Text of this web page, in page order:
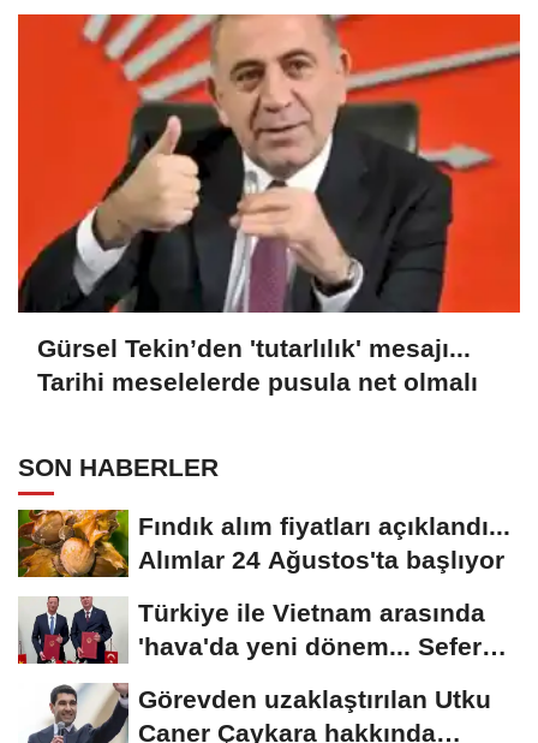
Gürsel Tekin’den 'tutarlılık' mesajı...
Tarihi meselelerde pusula net olmalı
SON HABERLER
Fındık alım fiyatları açıklandı...
Alımlar 24 Ağustos'ta başlıyor
Türkiye ile Vietnam arasında
'hava'da yeni dönem... Sefer
Görevden uzaklaştırılan Utku
Caner Çaykara hakkında